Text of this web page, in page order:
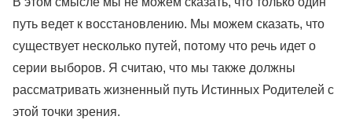
путь ведет к восстановлению. Мы можем сказать, что
существует несколько путей, потому что речь идет о
серии выборов. Я считаю, что мы также должны
рассматривать жизненный путь Истинных Родителей с
этой точки зрения.